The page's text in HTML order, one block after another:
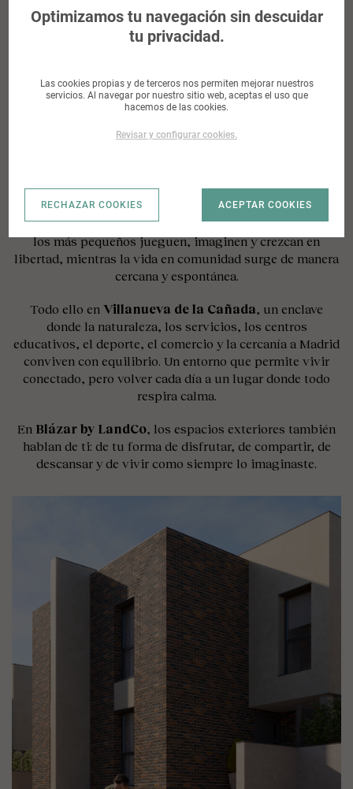
Aquí, el exterior no es un complemento: forma parte de la
aire libre, leer en silencio o dejar que la tarde se alargue
sin prisa. Un espacio pensado para disfrutar de lo
bienestar.
piscina con soláriuminvita a desconectar, refrescarse
y disfrutar del buen tiempo en un entorno cuidado. El
área infantil al aire libre
crea un lugar propio para que
los más pequeños jueguen, imaginen y crezcan en
libertad, mientras la vida en comunidad surge de manera
cercana y espontánea.
Todo ello en Villanueva de la Cañada, un enclave
donde la naturaleza, los servicios, los centros
educativos, el deporte, el comercio y la cercanía a Madrid
conviven con equilibrio. Un entorno que permite vivir
conectado, pero volver cada día a un lugar donde todo
respira calma.
En Blázar by LandCo, los espacios exteriores también
hablan de ti: de tu forma de disfrutar, de compartir, de
descansar y de vivir como siempre lo imaginaste.